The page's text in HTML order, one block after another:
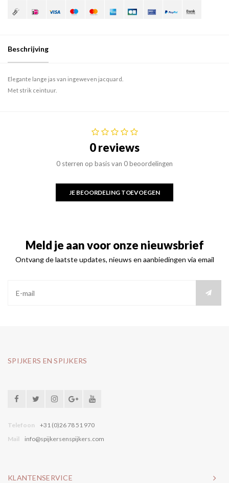
Beschrijving
Elegante lange jas van ingeweven jacquard.
Met strik ceintuur.
0 reviews
0 sterren op basis van 0 beoordelingen
JE BEOORDELING TOEVOEGEN
Meld je aan voor onze nieuwsbrief
Ontvang de laatste updates, nieuws en aanbiedingen via email
SPIJKERS EN SPIJKERS
Telefoon
+31 (0)26 78 51 970
Mail
info@spijkersenspijkers.com
KLANTENSERVICE